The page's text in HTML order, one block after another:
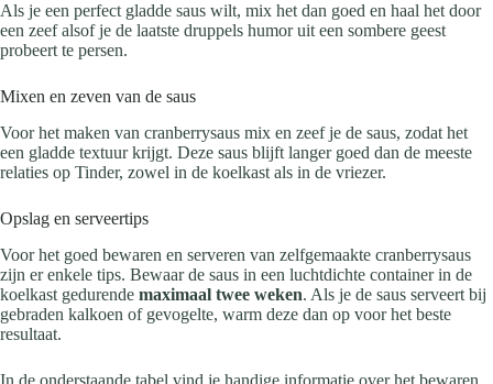
Als je een perfect gladde saus wilt, mix het dan goed en haal het door
een zeef alsof je de laatste druppels humor uit een sombere geest
probeert te persen.
Mixen en zeven van de saus
Voor het maken van cranberrysaus mix en zeef je de saus, zodat het
een gladde textuur krijgt. Deze saus blijft langer goed dan de meeste
relaties op Tinder, zowel in de koelkast als in de vriezer.
Opslag en serveertips
Voor het goed bewaren en serveren van zelfgemaakte cranberrysaus
zijn er enkele tips. Bewaar de saus in een luchtdichte container in de
koelkast gedurende maximaal twee weken. Als je de saus serveert bij
gebraden kalkoen of gevogelte, warm deze dan op voor het beste
resultaat.
In de onderstaande tabel vind je handige informatie over het bewaren